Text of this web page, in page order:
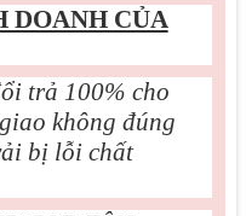
DOANH CỦA
trả 100% cho
không đúng
bị lỗi chất